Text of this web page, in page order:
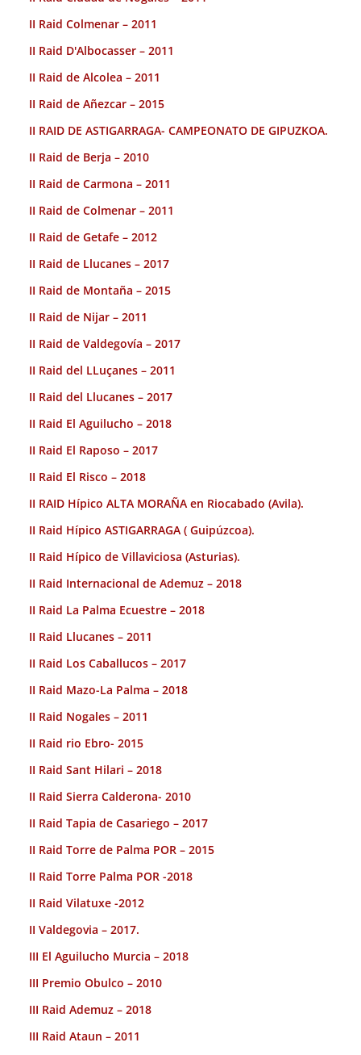
II Raid Colmenar – 2011
II Raid D'Albocasser – 2011
II Raid de Alcolea – 2011
II Raid de Añezcar – 2015
II RAID DE ASTIGARRAGA- CAMPEONATO DE GIPUZKOA.
II Raid de Berja – 2010
II Raid de Carmona – 2011
II Raid de Colmenar – 2011
II Raid de Getafe – 2012
II Raid de Llucanes – 2017
II Raid de Montaña – 2015
II Raid de Nijar – 2011
II Raid de Valdegovía – 2017
II Raid del LLuçanes – 2011
II Raid del Llucanes – 2017
II Raid El Aguilucho – 2018
II Raid El Raposo – 2017
II Raid El Risco – 2018
II RAID Hípico ALTA MORAÑA en Riocabado (Avila).
II Raid Hípico ASTIGARRAGA ( Guipúzcoa).
II Raid Hípico de Villaviciosa (Asturias).
II Raid Internacional de Ademuz – 2018
II Raid La Palma Ecuestre – 2018
II Raid Llucanes – 2011
II Raid Los Caballucos – 2017
II Raid Mazo-La Palma – 2018
II Raid Nogales – 2011
II Raid rio Ebro- 2015
II Raid Sant Hilari – 2018
II Raid Sierra Calderona- 2010
II Raid Tapia de Casariego – 2017
II Raid Torre de Palma POR – 2015
II Raid Torre Palma POR -2018
II Raid Vilatuxe -2012
II Valdegovia – 2017.
III El Aguilucho Murcia – 2018
III Premio Obulco – 2010
III Raid Ademuz – 2018
III Raid Ataun – 2011